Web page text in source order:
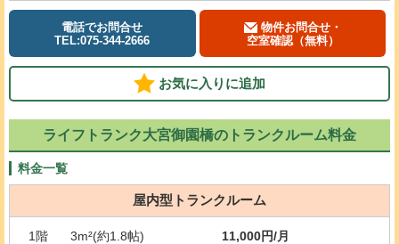
電話でお問合せ
TEL:075-344-2666
物件お問合せ・
空室確認（無料）
お気に入りに追加
ライフトランク大宮御園橋のトランクルーム料金
料金一覧
屋内型トランクルーム
1階 3m²(約1.8帖) 11,000円/月